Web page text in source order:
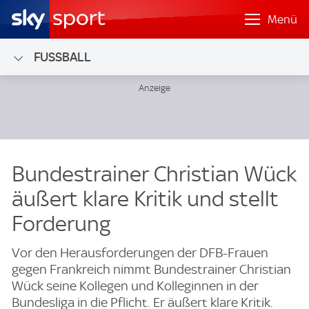
Menü
FUSSBALL
Bundestrainer Christian Wück
äußert klare Kritik und stellt
Forderung
Vor den Herausforderungen der DFB-Frauen
gegen Frankreich nimmt Bundestrainer Christian
Wück seine Kollegen und Kolleginnen in der
Bundesliga in die Pflicht. Er äußert klare Kritik.